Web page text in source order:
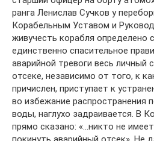
ранга Ленислав Сучков у
Корабельным Уставом и
живучесть корабля определено
единственно спасительное
аварийной тревоги весь личный
отсеке, независимо от того, к
причислен, приступает к
во избежание распространения
воды, наглухо задраивается. В
прямо сказано: «…никто не